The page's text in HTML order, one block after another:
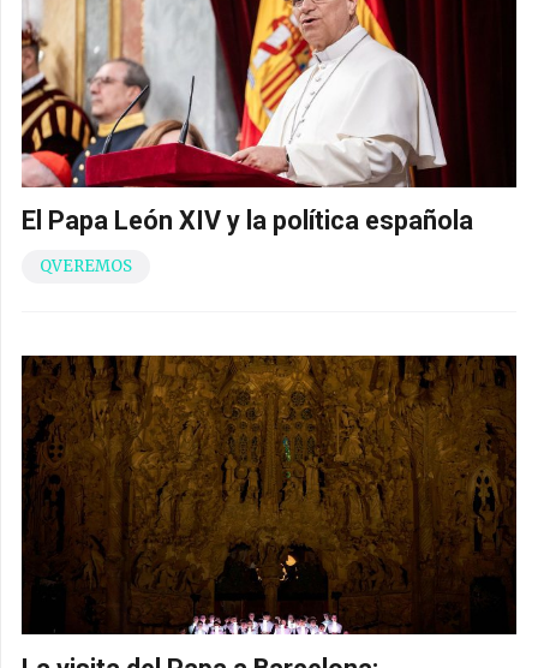
El Papa León XIV y la política española
QVEREMOS